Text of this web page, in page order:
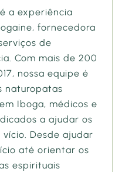
a experiência
fornecedora
de
Com mais de 200
nossa equipe é
naturopatas
Iboga, médicos e
a ajudar os
Desde ajudar
até orientar os
espirituais